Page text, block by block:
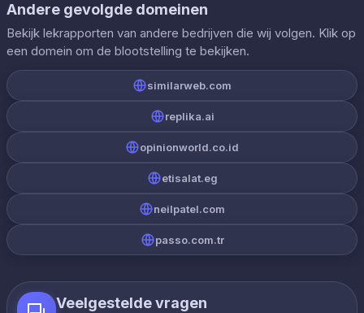
Andere gevolgde domeinen
Bekijk lekrapporten van andere bedrijven die wij volgen. Klik op
een domein om de blootstelling te bekijken.
similarweb.com
replika.ai
opinionworld.co.id
etisalat.eg
neilpatel.com
passo.com.tr
Veelgestelde vragen